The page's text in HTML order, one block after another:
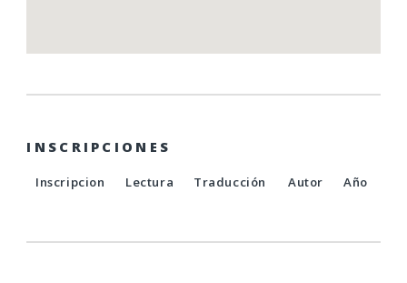
INSCRIPCIONES
Inscripcion Lectura Traducción Autor Año